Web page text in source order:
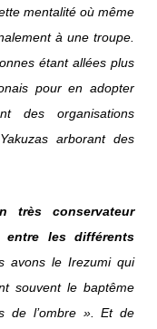
mentalité où même
à une troupe.
étant allées plus
pour en adopter
des organisations
arborant des
très conservateur
entre les différents
avons le Irezumi qui
souvent le baptême
de l’ombre ». Et de